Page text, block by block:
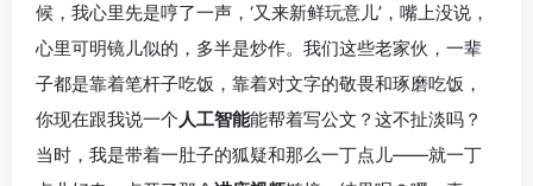
候，我心里先是哼了一声，‘又来新鲜玩意儿’，嘴上没说，
心里可明镜儿似的，多半是炒作。我们这些老家伙，一辈
子都是靠着笔杆子吃饭，靠着对文字的敬畏和琢磨吃饭，
你现在跟我说一个人工智能能帮着写公文？这不扯淡吗？
当时，我是带着一肚子的狐疑和那么一丁点儿——就一丁